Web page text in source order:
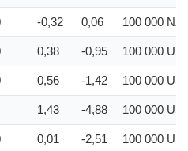
-0,32 0,06 100 000
0,38 -0,95 100 000
0,56 -1,42 100 000
1,43 -4,88 100 000
0,01 -2,51 100 000